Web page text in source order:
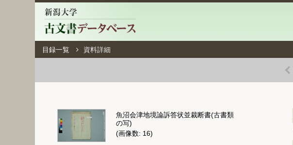
目録一覧 資料詳細
魚沼会津地境論訴答状並裁断書(古書類
の写)
(画像数: 16)